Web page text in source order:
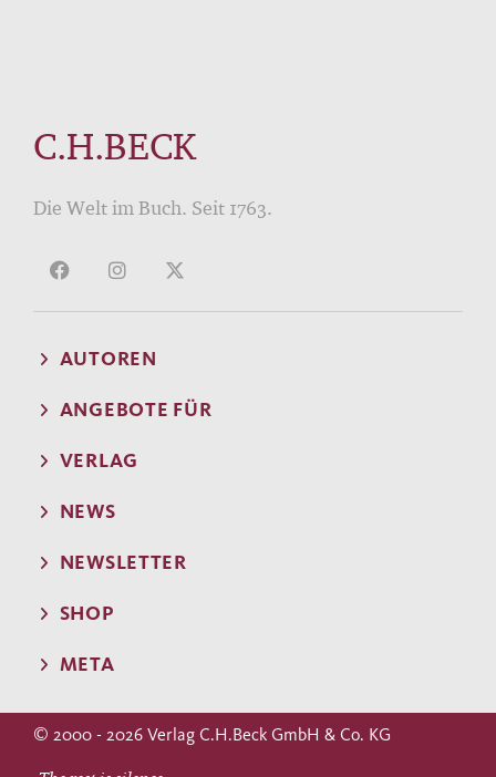
C.H.BECK
Die Welt im Buch. Seit 1763.
AUTOREN
ANGEBOTE FÜR
VERLAG
NEWS
NEWSLETTER
SHOP
META
© 2000 - 2026 Verlag C.H.Beck GmbH & Co. KG